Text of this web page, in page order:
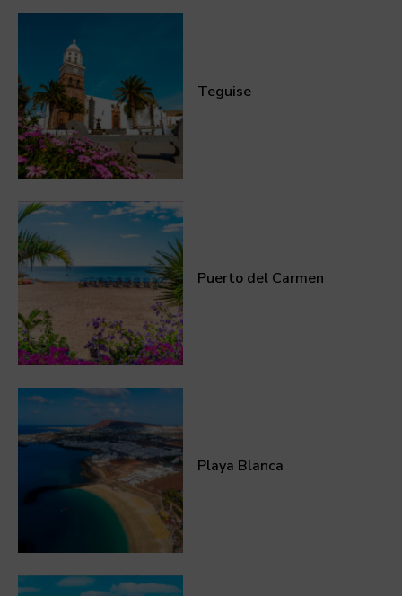
Teguise
Puerto del Carmen
Playa Blanca